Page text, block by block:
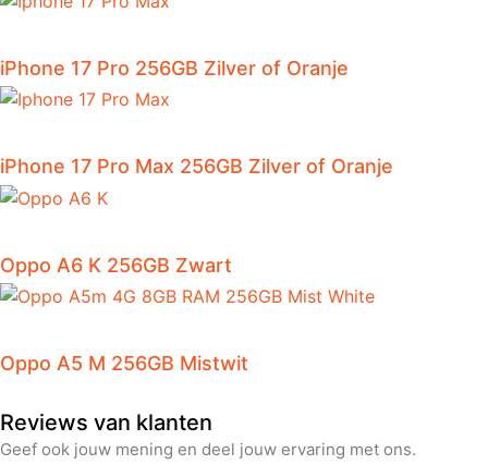
iPhone 17 Pro 256GB Zilver of Oranje
iPhone 17 Pro Max 256GB Zilver of Oranje
Oppo A6 K 256GB Zwart
Oppo A5 M 256GB Mistwit
Reviews van klanten
Geef ook jouw mening en deel jouw ervaring met ons.